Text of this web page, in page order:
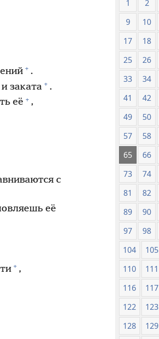
+ .
заката + .
её + ,
с
её
+ ,
1 2
9
10
17
18
25
26
33
34
41
42
49
50
57
58
65
66
73
74
81
82
89
90
97
98
104
105
110
111
116
117
122
123
128
129